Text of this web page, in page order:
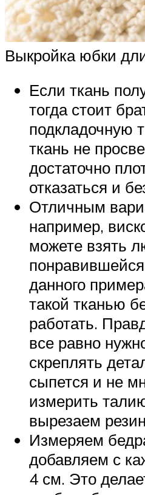
Выкройка юбки
Если ткань
тогда стоит
подкладочную
ткань не
достаточно
отказаться и
Отличным
например,
можете взять
данного
такой тканью
работать.
все равно
скреплять
сыпется и не
измерить
вырезаем
Измеряем
добавляем с
4 см. Это